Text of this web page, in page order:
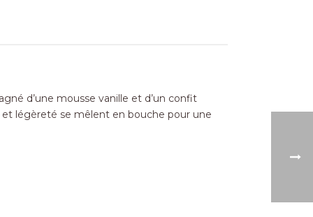
d’une mousse vanille et d’un confit
légèreté se mêlent en bouche pour une